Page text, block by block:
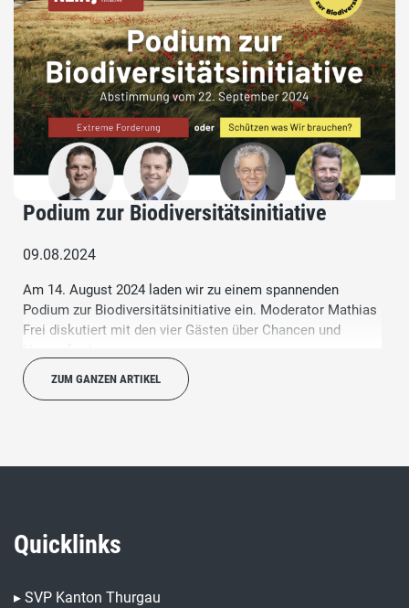
Podium zur Biodiversitätsinitiative
09.08.2024
Am 14. August 2024 laden wir zu einem spannenden
Podium zur Biodiversitätsinitiative ein. Moderator Mathias
Frei diskutiert mit den vier Gästen über Chancen und
ZUM GANZEN ARTIKEL
Quicklinks
▸ SVP Kanton Thurgau